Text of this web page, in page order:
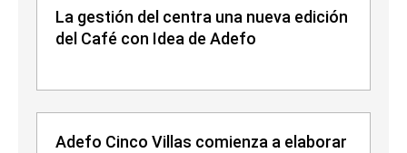
La gestión del centra una nueva edición
del Café con Idea de Adefo
Adefo Cinco Villas comienza a elaborar